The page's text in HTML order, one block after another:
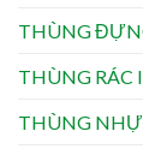
THÙNG
THÙNG RÁC
THÙNG